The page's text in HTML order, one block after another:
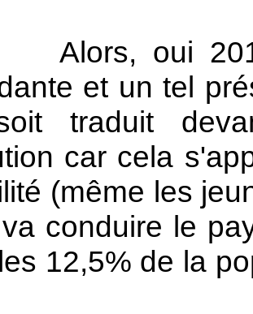
oui 2017,
et un tel
traduit
car cela
(même les
conduire le
12,5% de la